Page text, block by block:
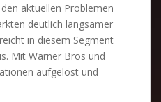
aktuellen Problemen
deutlich langsamer
in diesem Segment
Mit Warner Bros und
aufgelöst und